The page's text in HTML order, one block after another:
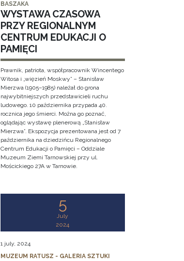
BASZAKA
WYSTAWA CZASOWA
PRZY REGIONALNYM
CENTRUM EDUKACJI O
PAMIĘCI
Prawnik, patriota, współpracownik Wincentego
Witosa i „więzień Moskwy” – Stanisław
Mierzwa (1905–1985) należał do grona
najwybitniejszych przedstawicieli ruchu
ludowego. 10 października przypada 40.
rocznica jego śmierci. Można go poznać,
oglądając wystawę plenerową „Stanisław
Mierzwa”. Ekspozycja prezentowana jest od 7
października na dziedzińcu Regionalnego
Centrum Edukacji o Pamięci – Oddziale
Muzeum Ziemi Tarnowskiej przy ul.
Mościckiego 27A w Tarnowie.
5
July
2024
1 july, 2024
MUZEUM RATUSZ - GALERIA SZTUKI